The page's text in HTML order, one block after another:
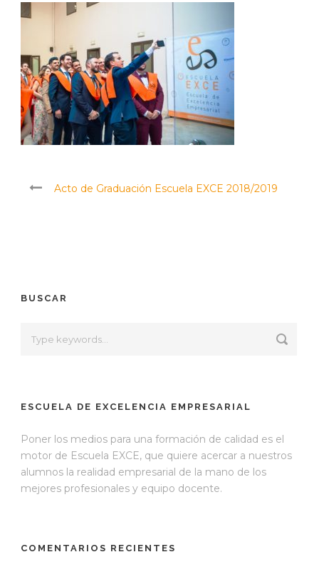
Acto de Graduación Escuela EXCE 2018/2019
BUSCAR
ESCUELA DE EXCELENCIA EMPRESARIAL
Poner los medios para una formación de calidad es el
motor de Escuela EXCE, que quiere acercar a nuestros
alumnos la realidad empresarial de la mano de los
mejores profesionales y equipo docente.
COMENTARIOS RECIENTES